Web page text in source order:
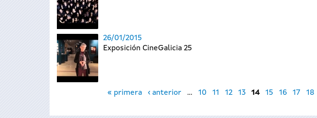
26/01/2015
Exposición CineGalicia 25
« primera ‹ anterior … 10 11 12 13 14 15 16 17 18